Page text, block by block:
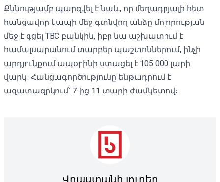
Քննությամբ պարզվել է նաև, որ մեղադրյալի հետ
հանցավոր կապի մեջ գտնվող անձը մոլորության
մեջ է գցել TBС բանկին, իբր նա աշխատում է
համալսարանում տարբեր պաշտոններում, ինչի
արդյունքում ապօրինի ստացել է 105 000 լարի
վարկ։ Հանցագործությունը ենթադրում է
ազատազրկում՝ 7-ից 11 տարի ժամկետով։
Վրաստանի լուրեր